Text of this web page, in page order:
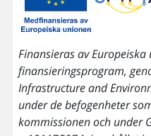
Finansieras av Europeiska
finansieringsprogram,
Infrastructure and
under de befogenheter
kommissionen och under